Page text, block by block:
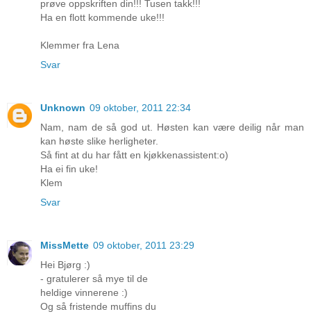
prøve oppskriften din!!! Tusen takk!!!
Ha en flott kommende uke!!!
Klemmer fra Lena
Svar
Unknown 09 oktober, 2011 22:34
Nam, nam de så god ut. Høsten kan være deilig når man
kan høste slike herligheter.
Så fint at du har fått en kjøkkenassistent:o)
Ha ei fin uke!
Klem
Svar
MissMette 09 oktober, 2011 23:29
Hei Bjørg :)
- gratulerer så mye til de
heldige vinnerene :)
Og så fristende muffins du